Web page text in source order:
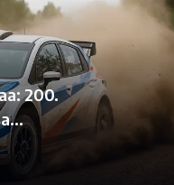
200.